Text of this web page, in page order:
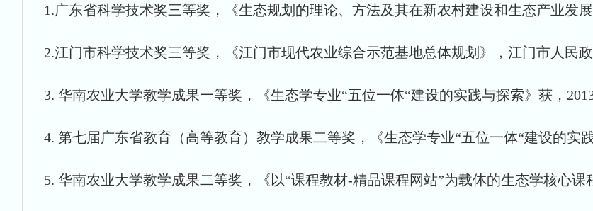
1.广东省科学技术奖三等奖，《生态规划的理论、方法及其在新农村建设和生态产业发
2.江门市科学技术奖三等奖，《江门市现代农业综合示范基地总体规划》，江门市人民政
3. 华南农业大学教学成果一等奖，《生态学专业“五位一体“建设的实践与探索》获，2013
4. 第七届广东省教育（高等教育）教学成果二等奖，《生态学专业“五位一体“建设的实
5. 华南农业大学教学成果二等奖，《以“课程教材-精品课程网站”为载体的生态学核心课